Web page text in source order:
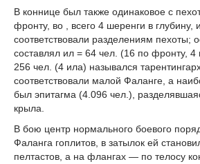
В коннице был также одинаковое с
фронту, во , всего 4 шеренги в глубину,
соответствовали разделениям пехоты;
составлял ил = 64 чел. (16 по фронту, 4
256 чел. (4 ила) назывался
соответствовали малой Фаланге, а
был эпитагма (4.096 чел.),
крыла.
В бою центр нормального боевого
Фаланга гоплитов, в затылок ей
пелтастов, а на флангах — по телосу